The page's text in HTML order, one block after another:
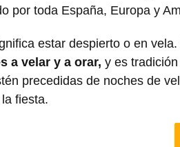
por toda España, Europa y
estar despierto o en vela.
a velar y a orar, y es
precedidas de noches de
fiesta.